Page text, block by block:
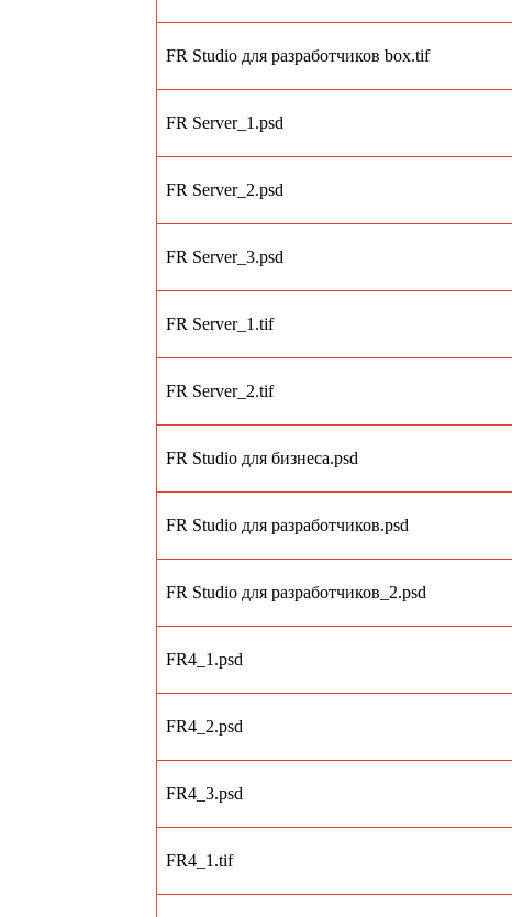
FR Studio для разработчиков box.tif
FR Server_1.psd
FR Server_2.psd
FR Server_3.psd
FR Server_1.tif
FR Server_2.tif
FR Studio для бизнеса.psd
FR Studio для разработчиков.psd
FR Studio для разработчиков_2.psd
FR4_1.psd
FR4_2.psd
FR4_3.psd
FR4_1.tif